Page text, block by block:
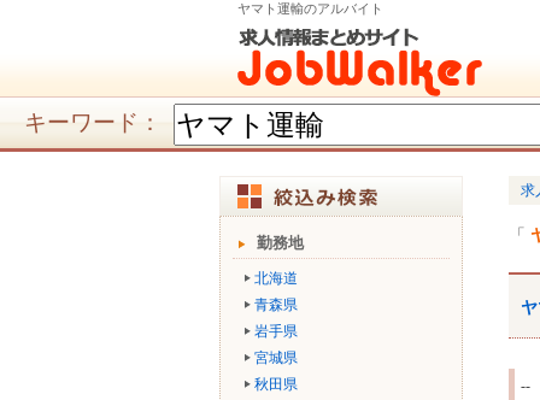
ヤマト運輸のアルバイト
キーワード：
勤務地
北海道
青森県
岩手県
宮城県
秋田県
求
--